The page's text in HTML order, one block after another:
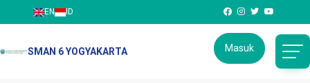
EN ID
SMAN 6 YOGYAKARTA Masuk